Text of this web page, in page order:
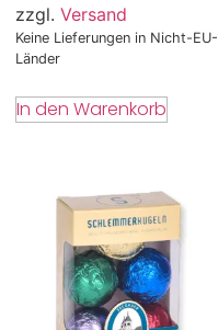
zzgl. Versand
Keine Lieferungen in Nicht-EU-
Länder
In den Warenkorb